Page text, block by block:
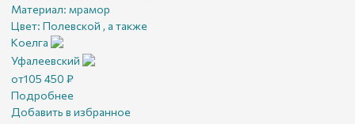
Материал: мрамор
Цвет: Полевской , а также
Коелга
Уфалеевский
от105 450 ₽
Подробнее
Добавить в избранное